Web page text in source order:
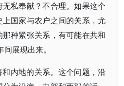
私奉献？不合理。如果这个
国家与农户之间的关系，尤
种紧张关系，有可能在共和
展现出来。
内地的关系。这个问题，沿